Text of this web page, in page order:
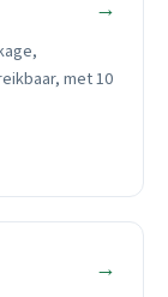
→
met 10
→